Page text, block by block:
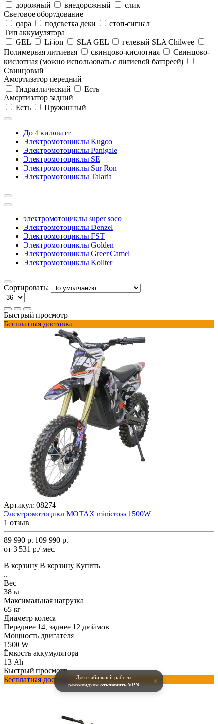
Для стабильной работы
рекомендуемотключить VPN ×
дорожный
внедорожный
слик
Световое оборудование
фара
подсветка деки
стоп-сигнал
Тип аккумулятора
GEL
Li-ion SLA GEL
гелевый SLA Chilwee
Полимерная литиевая
свинцово-кислотная
Свинцово-
кислотная (можно использовать с литиевой батареей)
Свинцовый
Амортизатор передний
Гидравлический
Есть
Амортизатор задний
Есть
Пружинный
До 4 киловатт
Электромотоциклы Kugoo
Электромотоциклы Panigale
Электромотоциклы SE
Электромотоциклы Sur Ron
Электромотоциклы Talaria
электромотоциклы super soco
Электромотоциклы Denzel
Электромотоциклы FST
Электромотоциклы Golden
Электромотоциклы GreenCamel
Электромотоциклы Kollter
Сортировать:
Быстрый просмотр
Бесплатная доставка
Артикул: 08274
Электромотоцикл MOTAX minicross 1500W
1 отзыв
89 990 р. 109 990 р.
от 3 531 р./ мес.
В корзину В корзину Купить
..
Вес
38 кг
Максимальная нагрузка
65 кг
Диаметр колеса
Переднее 14, заднее 12 дюймов
Мощность двигателя
1500 W
Ёмкость аккумулятора
13 Ah
Быстрый просмотр
Бесплатная доставка